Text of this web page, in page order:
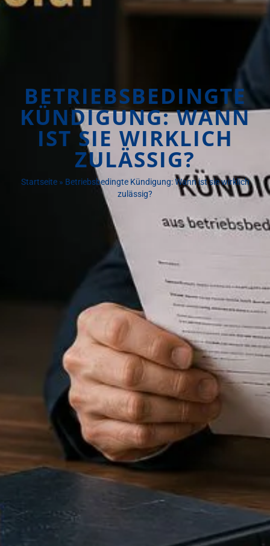
BETRIEBSBEDINGTE
KÜNDIGUNG: WANN
IST SIE WIRKLICH
ZULÄSSIG?
Startseite» Betriebsbedingte Kündigung: Wann ist sie wirklich
zulässig?